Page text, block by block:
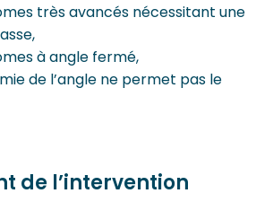
très avancés nécessitant une
à angle fermé,
de l’angle ne permet pas le
de l’intervention